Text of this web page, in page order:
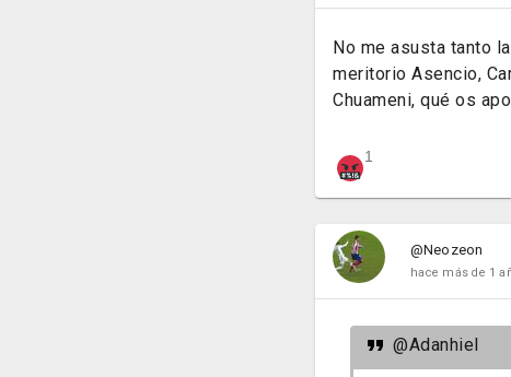
No me asusta tanto
meritorio Asencio,
Chuameni, qué os
1
@Neozeon
hace más de 1
@Adanhiel